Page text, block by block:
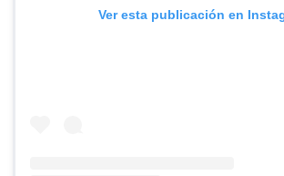
Ver esta publicación en